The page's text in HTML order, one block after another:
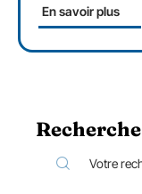
En savoir plus
Recherche